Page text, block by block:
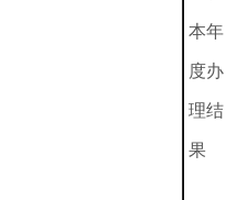
本年
度办
理结
果